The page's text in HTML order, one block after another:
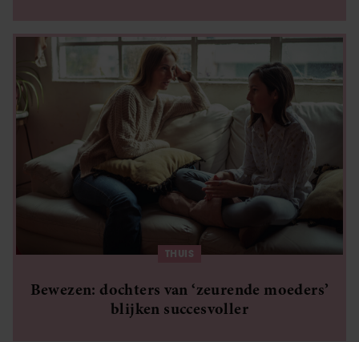
THUIS
Bewezen: dochters van ‘zeurende moeders’
blijken succesvoller